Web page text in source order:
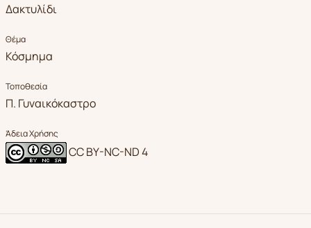
Δακτυλίδι
Θέμα
Κόσμημα
Τοποθεσία
Π. Γυναικόκαστρο
Άδεια Χρήσης
CC BY-NC-ND 4